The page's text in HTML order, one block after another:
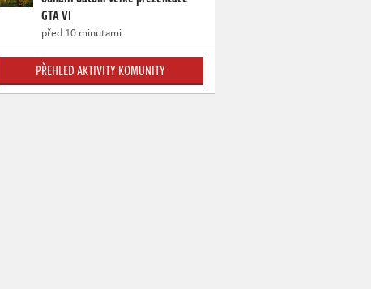
GTA VI
před 10 minutami
PŘEHLED AKTIVITY KOMUNITY